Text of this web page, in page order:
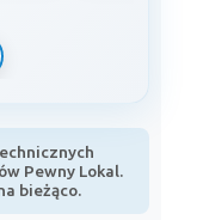
Pewny Lokal.
bieżąco.